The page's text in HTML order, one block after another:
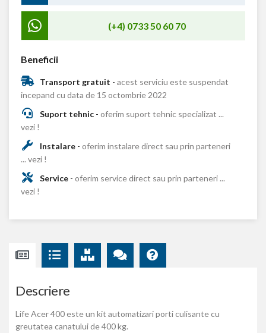
(+4) 0733 50 60 70
Beneficii
Transport gratuit - acest serviciu este suspendat
incepand cu data de 15 octombrie 2022
Suport tehnic- oferim suport tehnic specializat ...
vezi !
Instalare- oferim instalare direct sau prin parteneri
... vezi !
Service- oferim service direct sau prin parteneri ...
vezi !
Descriere
Life Acer 400 este un kit automatizari porti culisante cu
greutatea canatului de 400 kg.